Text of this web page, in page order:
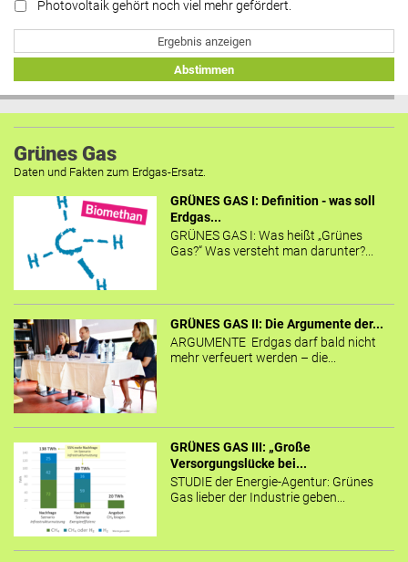
Photovoltaik gehört noch viel mehr gefördert.
Ergebnis anzeigen
Abstimmen
Grünes Gas
Daten und Fakten zum Erdgas-Ersatz.
GRÜNES GAS I: Definition - was soll
Erdgas...
GRÜNES GAS I: Was heißt „Grünes
Gas?“ Was versteht man darunter?...
GRÜNES GAS II: Die Argumente der...
ARGUMENTE Erdgas darf bald nicht
mehr verfeuert werden – die...
GRÜNES GAS III: „Große
Versorgungslücke bei...
STUDIE der Energie-Agentur: Grünes
Gas lieber der Industrie geben...